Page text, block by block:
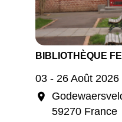
BIBLIOTHÈQUE
03 - 26 Août 2026
location_on
59270 France